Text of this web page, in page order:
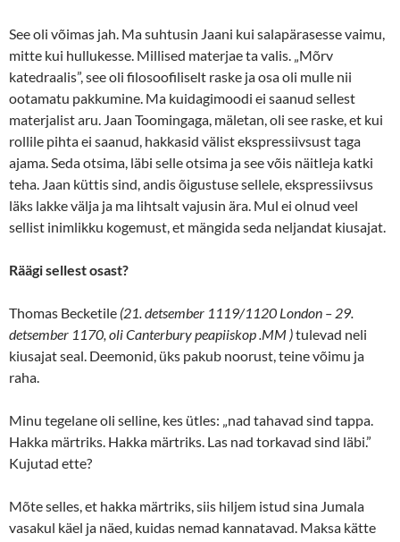
See oli võimas jah. Ma suhtusin Jaani kui salapärasesse vaimu,
mitte kui hullukesse. Millised materjae ta valis. „Mõrv
katedraalis”, see oli filosoofiliselt raske ja osa oli mulle nii
ootamatu pakkumine. Ma kuidagimoodi ei saanud sellest
materjalist aru. Jaan Toomingaga, mäletan, oli see raske, et kui
rollile pihta ei saanud, hakkasid välist ekspressiivsust taga
ajama. Seda otsima, läbi selle otsima ja see võis näitleja katki
teha. Jaan küttis sind, andis õigustuse sellele, ekspressiivsus
läks lakke välja ja ma lihtsalt vajusin ära. Mul ei olnud veel
sellist inimlikku kogemust, et mängida seda neljandat kiusajat.
Räägi sellest osast?
Thomas Becketile (21. detsember 1119/1120 London – 29.
detsember 1170, oli Canterbury peapiiskop .MM )tulevad neli
kiusajat seal. Deemonid, üks pakub noorust, teine võimu ja
raha.
Minu tegelane oli selline, kes ütles: „nad tahavad sind tappa.
Hakka märtriks. Hakka märtriks. Las nad torkavad sind läbi.”
Kujutad ette?
Mõte selles, et hakka märtriks, siis hiljem istud sina Jumala
vasakul käel ja näed, kuidas nemad kannatavad. Maksa kätte